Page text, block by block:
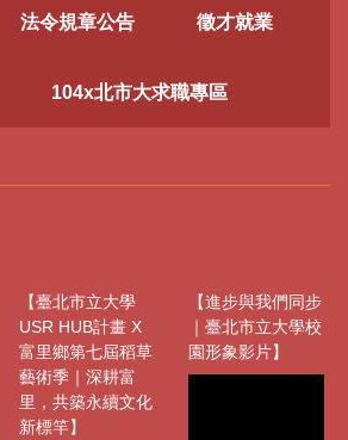
法令規章公告 徵才就業
104x北市大求職專區
【臺北市立大學
USR HUB計畫 X
富里鄉第七屆稻草
藝術季｜深耕富
里，共築永續文化
新標竿】
【進步與我們同步
｜臺北市立大學校
園形象影片】